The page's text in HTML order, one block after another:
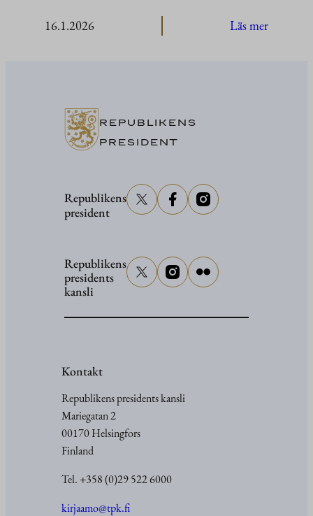
16.1.2026 Läs mer:
REPUBLIKENS
PRESIDENT
Republikens
president
Republikens
presidents
kansli
Kontakt
Republikens presidents kansli
Mariegatan 2
00170 Helsingfors
Finland
Tel. +358 (0)29 522 6000
kirjaamo@tpk.fi